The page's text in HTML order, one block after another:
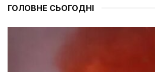
ГОЛОВНЕ СЬОГОДНІ